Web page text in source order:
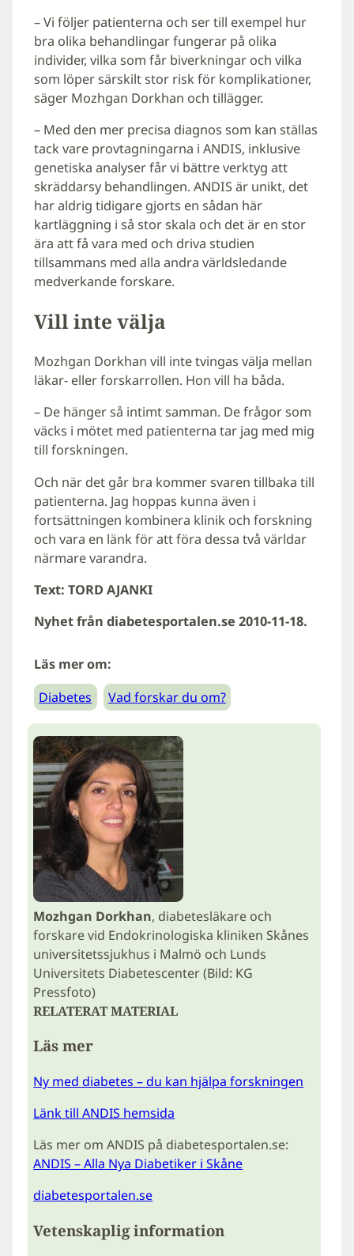
– Vi följer patienterna och ser till exempel hur
bra olika behandlingar fungerar på olika
individer, vilka som får biverkningar och vilka
som löper särskilt stor risk för komplikationer,
säger Mozhgan Dorkhan och tillägger.
– Med den mer precisa diagnos som kan ställas
tack vare provtagningarna i ANDIS, inklusive
genetiska analyser får vi bättre verktyg att
skräddarsy behandlingen. ANDIS är unikt, det
har aldrig tidigare gjorts en sådan här
kartläggning i så stor skala och det är en stor
ära att få vara med och driva studien
tillsammans med alla andra världsledande
medverkande forskare.
Vill inte välja
Mozhgan Dorkhan vill inte tvingas välja mellan
läkar- eller forskarrollen. Hon vill ha båda.
– De hänger så intimt samman. De frågor som
väcks i mötet med patienterna tar jag med mig
till forskningen.
Och när det går bra kommer svaren tillbaka till
patienterna. Jag hoppas kunna även i
fortsättningen kombinera klinik och forskning
och vara en länk för att föra dessa två världar
närmare varandra.
Text: TORD AJANKI
Nyhet från diabetesportalen.se 2010-11-18.
Läs mer om:
Diabetes
Vad forskar du om?
Mozhgan Dorkhan, diabetesläkare och
forskare vid Endokrinologiska kliniken Skånes
universitetssjukhus i Malmö och Lunds
Universitets Diabetescenter (Bild: KG
Pressfoto)
RELATERAT MATERIAL
Läs mer
Ny med diabetes – du kan hjälpa forskningen
Länk till ANDIS hemsida
Läs mer om ANDIS på diabetesportalen.se:
ANDIS – Alla Nya Diabetiker i Skåne
diabetesportalen.se
Vetenskaplig information